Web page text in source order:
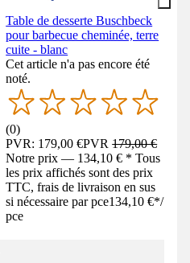
Table de desserte Buschbeck
pour barbecue cheminée, terre
cuite - blanc
Cet article n'a pas encore été
noté.
(0)
PVR: 179,00 €PVR179,00 €
Notre prix — 134,10 € * Tous
les prix affichés sont des prix
TTC, frais de livraison en sus
si nécessaire par pce134,10 €*/
pce